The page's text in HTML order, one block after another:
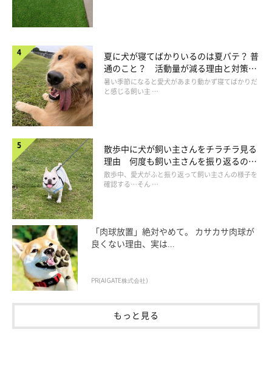
夏に犬が寝てばかりいるのは夏バテ？ 普
通のこと？ 活動量が減る理由と対策と
は
暑い季節になると愛犬があまり動かず寝てばかりだ
と感じる飼い主 …
散歩中に犬が飼い主さんをチラチラ見る
理由 何度も飼い主さんを振り返るのは
なぜ？
散歩中、愛犬がふと振り返って飼い主さんの様子を
確認する…そん …
「肉球放置」絶対やめて。 カサカサ肉球が
良くない理由、実は...
PR(AIGATE株式会社)
もっと見る